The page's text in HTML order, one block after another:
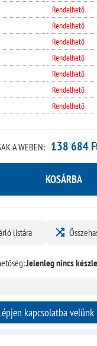
Rendelhető
Rendelhető
Rendelhető
Rendelhető
Rendelhető
Rendelhető
Rendelhető
A WEBEN: 138 684
KOSÁRBA
listára
Jelenleg nincs
kapcsolatba velünk